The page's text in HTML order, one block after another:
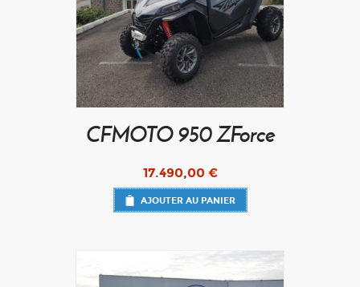
CFMOTO 950 ZForce
17.490,00 €
AJOUTER AU PANIER